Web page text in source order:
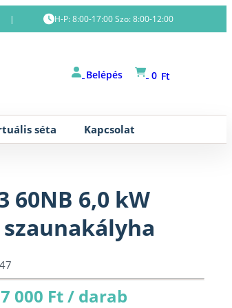
| H-P: 8:00-17:00 Szo: 8:00-12:00
Belépés 0 Ft
séta Kapcsolat
60NB 6,0 kW
000 Ft / darab